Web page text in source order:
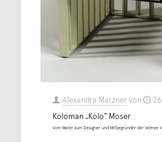
Alexandra Matznervon
Koloman „Kolo“ Moser
Vom Maler zum Designer und Mitbegründer der Wiener